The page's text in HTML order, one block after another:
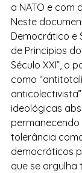
a NATO e com
Neste
Democrático e
de Princípios
Século XXI”, o
como
ideológicas
permanecendo
tolerância
democráticos
que se orgulha